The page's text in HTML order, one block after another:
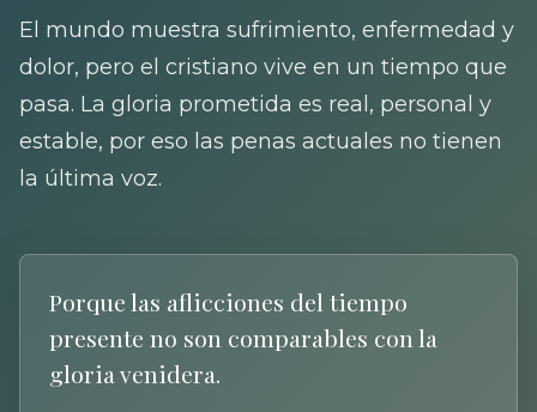
El mundo muestra sufrimiento, enfermedad y
dolor, pero el cristiano vive en un tiempo que
pasa. La gloria prometida es real, personal y
estable, por eso las penas actuales no tienen
la última voz.
Porque las aflicciones del tiempo
presente no son comparables con la
gloria venidera.